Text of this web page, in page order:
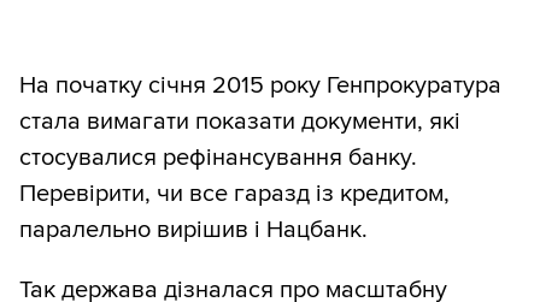
На початку січня 2015 року Генпрокуратура
стала вимагати показати документи, які
стосувалися рефінансування банку.
Перевірити, чи все гаразд із кредитом,
паралельно вирішив і Нацбанк.
Так держава дізналася про масштабну